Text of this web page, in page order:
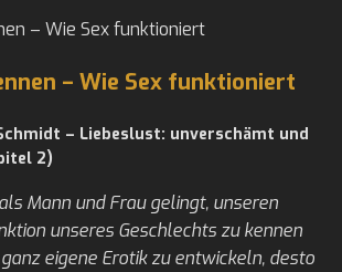
– Wie Sex funktioniert
– Liebeslust: unverschämt und
2)
Mann und Frau gelingt, unseren
unseres Geschlechts zu kennen
eigene Erotik zu entwickeln, desto